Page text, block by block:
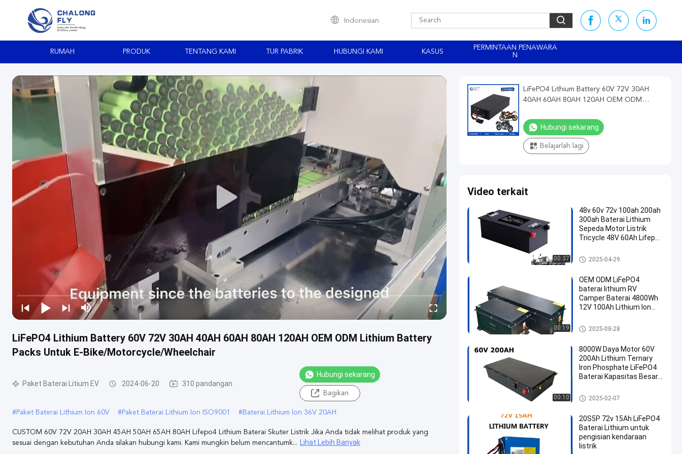
Indonesian
RUMAH PRODUK TENTANG KAMI TUR PABRIK HUBUNGI KAMI KASUS
PERMINTAAN PENAWARA
N
LiFePO4 Lithium Battery 60V 72V 30AH 40AH 60AH 80AH 120AH OEM ODM Lithium Battery
Packs Untuk E-Bike/Motorcycle/Wheelchair
Paket Baterai Litium EV 2024-06-20 310 pandangan
Hubungi sekarang
Bagikan
#Paket Baterai Lithium Ion 60V #Paket Baterai Lithium Ion ISO9001 #Baterai Lithium Ion 36V 20AH
CUSTOM 60V 72V 20AH 30AH 45AH 50AH 65AH 80AH Lifepo4 Lithium Baterai Skuter Listrik Jika Anda tidak melihat produk yang
sesuai dengan kebutuhan Anda silakan hubungi kami. Kami mungkin belum mencantumk... Lihat Lebih Banyak
LiFePO4 Lithium Battery 60V 72V 30AH
40AH 60AH 80AH 120AH OEM ODM
Bike/Motorcycle/Wheelchair
Hubungi sekarang
Belajarlah lagi
Video terkait
00:37
48v 60v 72v 100ah 200ah
300ah Baterai Lithium
Sepeda Motor Listrik
Tricycle 48V 60Ah Lifepo4
Listrik
Electric Motorcycle Battery
2025-04-29
00:19
OEM ODM LiFePO4
baterai lithium RV
Camper Baterai 4800Wh
12V 100Ah Lithium Ion
lithium yang disesuaikan
Energy Storage Lithium Batter
y
2025-08-28
00:10
8000W Daya Motor 60V
200Ah Lithium Ternary
Iron Phosphate LiFePO4
Baterai Kapasitas Besar
Truk Bus Logistik
Electric Motorcycle Battery
2025-02-07
20S5P 72v 15Ah LiFePO4
Baterai Lithium untuk
pengisian kendaraan
listrik